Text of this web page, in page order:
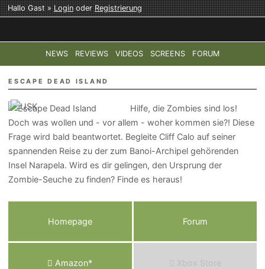
Hallo Gast »LoginoderRegistrierung
NEWS REVIEWS VIDEOS SCREENS FORUM
TOP-THEMEN: COD: MODERN WARFARE 4 HALO:
ESCAPE DEAD ISLAND
Hilfe, die Zombies sind los!
Doch was wollen und - vor allem - woher kommen sie?! Diese
Frage wird bald beantwortet. Begleite Cliff Calo auf seiner
spannenden Reise zu der zum Banoi-Archipel gehörenden
Insel Narapela. Wird es dir gelingen, den Ursprung der
Zombie-Seuche zu finden? Finde es heraus!
Homepage Forum
Amazon* Xbox Store